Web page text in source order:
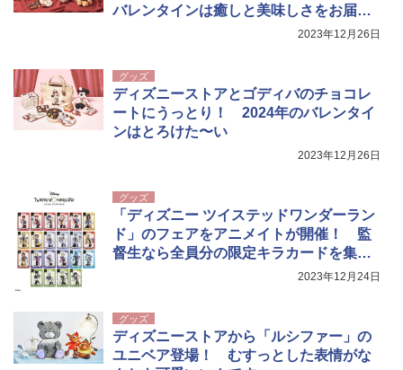
Coleman(コールマン) ツーリングドーム/LD
X 2人用 3人用 キャンプ アウトドア フェス
収納 コンパクト 簡単設営 カンガルーテント
ソロキャンプ ソロテント
ポインターライト 強力 小型 緑色/赤色/青紫色
USB充電式 高精度 超長距離照射 長時間使用
可能 安全ロック付き 高安全性 金属製耐久 コ
ンパクト多機能設計 持ち運び便利 アウトド
ア/オフィス/教育現場/展示会用 緑
バレンタインは癒しと美味しさをお届
2023年12月26日
グッズ
ディズニーストアとゴディバのチョコレ
ートにうっとり！ 2024年のバレンタイ
ンはとろけた〜い
2023年12月26日
グッズ
「ディズニー ツイステッドワンダーラン
ド」のフェアをアニメイトが開催！ 監
督生なら全員分の限定キラカードを集め
2023年12月24日
グッズ
ディズニーストアから「ルシファー」の
ユニベア登場！ むすっとした表情がな